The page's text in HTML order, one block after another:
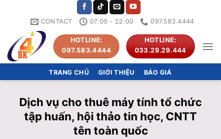
CONTACT 07:00 - 22:00 097.583.4444
HOTLINE:
097.583.4444
HOTLINE:
033.29.29.444
TRANG CHỦ GIỚI THIỆU BÁO GIÁ
Dịch vụ cho thuê máy tính tổ chức
tập huấn, hội thảo tin học, CNTT
tên toàn quốc